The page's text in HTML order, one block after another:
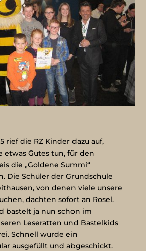
rief die RZ Kinder dazu auf,
etwas Gutes tun, für den
die „Goldene Summi“
Die Schüler der Grundschule
von denen viele unsere
dachten sofort an Rosel.
bastelt ja nun schon im
Leseratten und Bastelkids
Schnell wurde ein
ausgefüllt und abgeschickt.